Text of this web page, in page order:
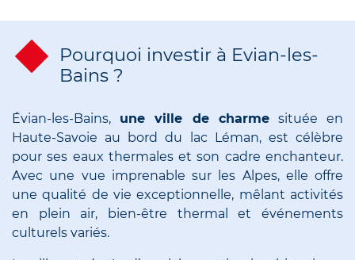
Pourquoi investir à Evian-les-
Bains ?
Évian-les-Bains, une ville de charmesituée en
Haute-Savoie au bord du lac Léman, est célèbre
pour ses eaux thermales et son cadre enchanteur.
Avec une vue imprenable sur les Alpes, elle offre
une qualité de vie exceptionnelle, mêlant activités
en plein air, bien-être thermal et événements
culturels variés.